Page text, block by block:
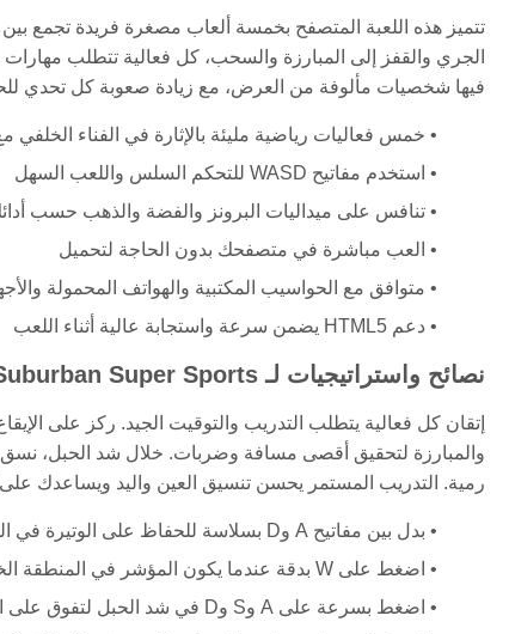
الجري والقفز إلى المبارزة والسحب، كل فعالية تتطلب
فيها شخصيات مألوفة من العرض، مع زيادة صعوبة كل تحدي
خمس فعاليات رياضية مليئة بالإثارة في الفناء الخلفي
استخدم مفاتيح WASD للتحكم السلس واللعب السهل
تنافس على ميداليات البرونز والفضة والذهب حسب
العب مباشرة في متصفحك بدون الحاجة لتحميل
متوافق مع الحواسيب المكتبية والهواتف المحمولة
دعم HTML5 يضمن سرعة واستجابة عالية أثناء اللعب
نصائح واستراتيجيات لـ Gumball: Suburban Super Sports
إتقان كل فعالية يتطلب التدريب والتوقيت الجيد. ركز على
والمبارزة لتحقيق أقصى مسافة وضربات. خلال شد الحبل، نسق
رمية. التدريب المستمر يحسن تنسيق العين واليد ويساعدك
بدل بين مفاتيح A وD بسلاسة للحفاظ على الوتيرة في المشي
اضغط على W بدقة عندما يكون المؤشر في المنطقة الخضراء للقفز والضرب الأمثل
اضغط بسرعة على A وS وD في شد الحبل لتفوق على الخصوم